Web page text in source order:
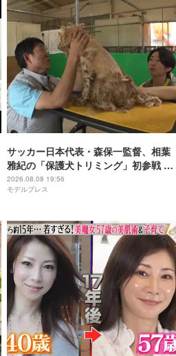
サッカー日本代表・森保一監督、相葉
雅紀の「保護犬トリミング」初参戦 ド
リームチームで心込めて挑む【24時間
テレビ49】
2026.08.08 19:56
モデルプレス